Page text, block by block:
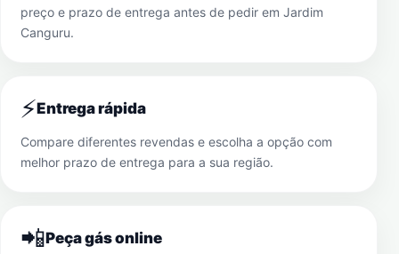
preço e prazo de entrega antes de pedir em Jardim
Canguru.
⚡Entrega rápida
Compare diferentes revendas e escolha a opção com
melhor prazo de entrega para a sua região.
📲Peça gás online